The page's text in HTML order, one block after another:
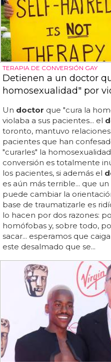
TERAPIA DE CONVERSIÓN GAY
Detienen a un doctor
homosexualidad" por
Un doctor que "cura la
violaba a sus pacientes... el
toronto, mantuvo
pacientes que han
"curarles" la
conversión es totalmente
los pacientes, si además el
es aún más terrible... que
puede cambiar la
base de traumatizarle es
lo hacen por dos razones:
homófobas y, sobre todo,
sacar... esperamos que
este desalmado que se...